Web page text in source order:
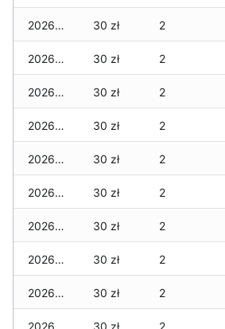
2026-04-01 30 zł 2
2026-03-31 30 zł 2
2026-03-30 30 zł 2
2026-03-29 30 zł 2
2026-03-28 30 zł 2
2026-03-27 30 zł 2
2026-03-26 30 zł 2
2026-03-25 30 zł 2
2026-03-24 30 zł 2